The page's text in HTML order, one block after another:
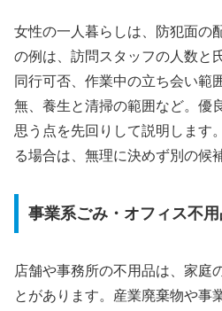
女性の一人暮らしは、防犯面の
の例は、訪問スタッフの人数と
同行可否、作業中の立ち会い範
無、養生と清掃の範囲など。優
思う点を先回りして説明します
る場合は、無理に決めず別の候
事業系ごみ・オフィス不
店舗や事務所の不用品は、家庭
とがあります。産業廃棄物や事